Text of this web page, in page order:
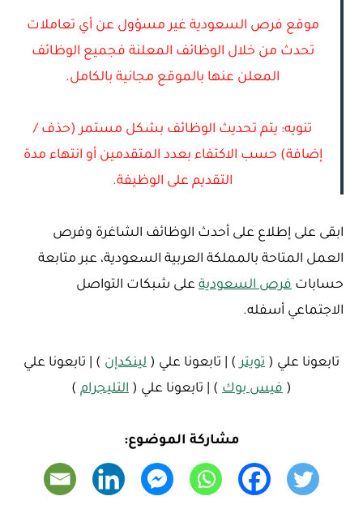
موقع فرص السعودية غير مسؤول عن أي تعاملات
تحدث من خلال الوظائف المعلنة فجميع الوظائف
المعلن عنها بالموقع مجانية بالكامل.
تنويه: يتم تحديث الوظائف بشكل مستمر (حذف /
إضافة) حسب الاكتفاء بعدد المتقدمين أو انتهاء مدة
التقديم على الوظيفة.
ابقى على إطلاع على أحدث الوظائف الشاغرة وفرص
العمل المتاحة بالمملكة العربية السعودية، عبر متابعة
حسابات فرص السعودية على شبكات التواصل
الاجتماعي أسفله.
تابعونا علي ( تويتر ) | تابعونا علي ( لينكدإن ) | تابعونا علي
( فيس بوك ) | تابعونا علي ( التليجرام )
مشاركة الموضوع: